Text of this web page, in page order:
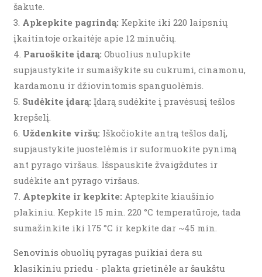
šakute.
Apkepkite pagrindą: Kepkite iki 220 laipsnių
įkaitintoje orkaitėje apie 12 minučių.
Paruoškite įdarą: Obuolius nulupkite
supjaustykite ir sumaišykite su cukrumi, cinamonu,
kardamonu ir džiovintomis spanguolėmis.
Sudėkite įdarą: Įdarą sudėkite į pravėsusį tešlos
krepšelį.
Uždenkite viršų: Iškočiokite antrą tešlos dalį,
supjaustykite juostelėmis ir suformuokite pynimą
ant pyrago viršaus. Išspauskite žvaigždutes ir
sudėkite ant pyrago viršaus.
Aptepkite ir kepkite: Aptepkite kiaušinio
plakiniu. Kepkite 15 min. 220 °C temperatūroje, tada
sumažinkite iki 175 °C ir kepkite dar ~45 min.
Senovinis obuolių pyragas puikiai dera su
klasikiniu priedu - plakta grietinėle ar šaukštu